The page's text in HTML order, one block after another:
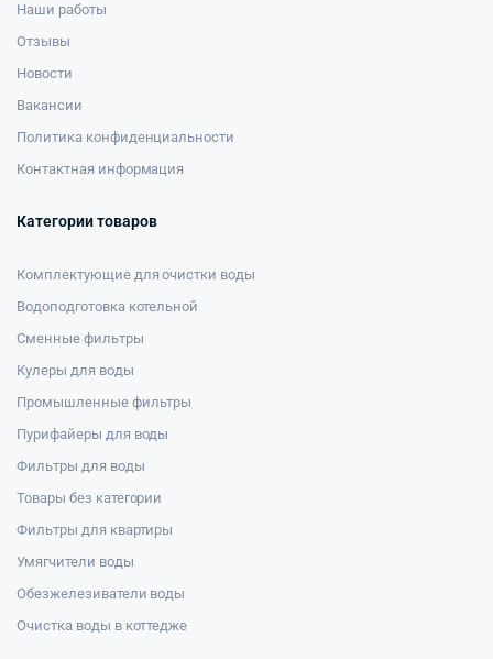
Наши работы
Отзывы
Новости
Вакансии
Политика конфиденциальности
Контактная информация
Категории товаров
Комплектующие для очистки воды
Водоподготовка котельной
Сменные фильтры
Кулеры для воды
Промышленные фильтры
Пурифайеры для воды
Фильтры для воды
Товары без категории
Фильтры для квартиры
Умягчители воды
Обезжелезиватели воды
Очистка воды в коттедже